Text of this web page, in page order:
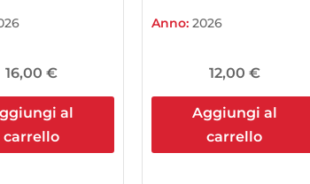
16,00 €
al
carrello
Anno:2026
12,00 €
Aggiungi al
carrello